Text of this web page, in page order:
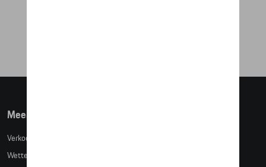
Meer info
Verkoopsvoorwaarden
Wettelijke bepalingen